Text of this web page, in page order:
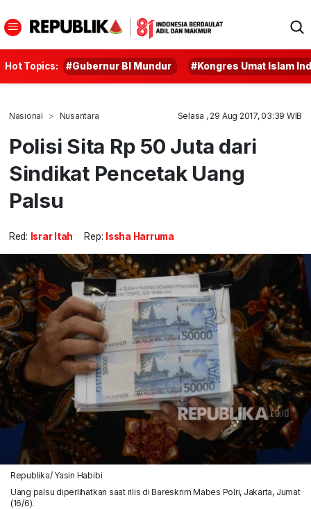
Hot Topics: #Gubernur BI Mundur #Kongres Umat Islam
Nasional Nusantara Selasa , 29 Aug 2017, 03:39 WIB
Polisi Sita Rp 50 Juta dari
Sindikat Pencetak Uang
Palsu
Red: Israr Itah Rep: Issha Harruma
Republika/ Yasin Habibi
Uang palsu diperlihatkan saat rilis di Bareskrim Mabes Polri, Jakarta, Jumat
(16/6).